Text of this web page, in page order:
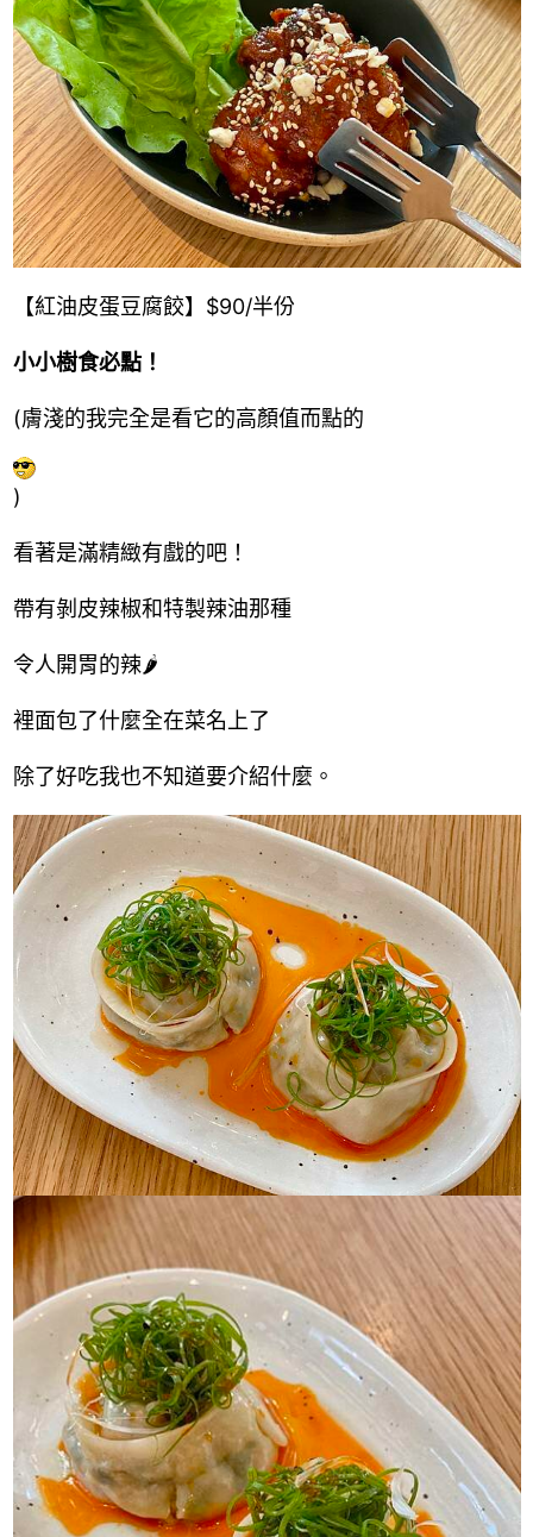
【紅油皮蛋豆腐餃】$90/半份
小小樹食必點！
(膚淺的我完全是看它的高顏值而點的
)
看著是滿精緻有戲的吧！
帶有剝皮辣椒和特製辣油那種
令人開胃的辣🌶
裡面包了什麼全在菜名上了
除了好吃我也不知道要介紹什麼 。